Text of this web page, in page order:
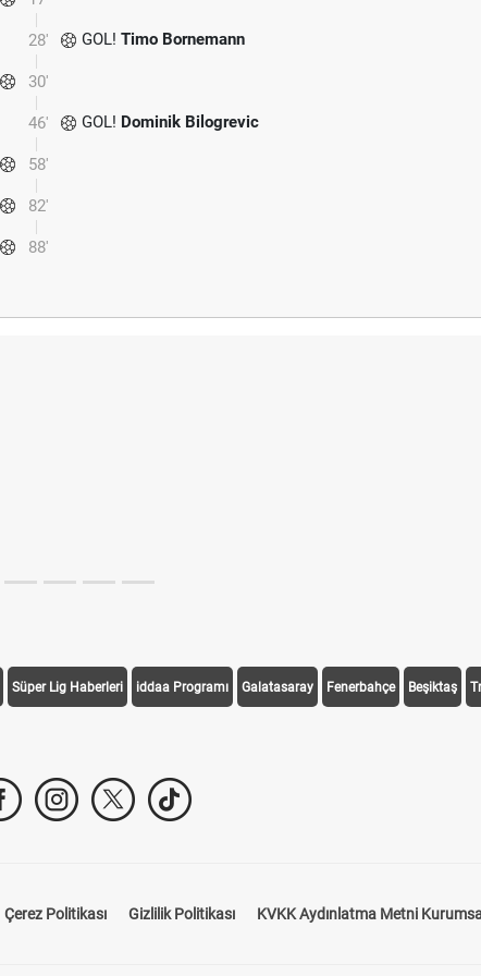
28' GOL! Timo Bornemann
30'
46' GOL! Dominik Bilogrevic
58'
82'
88'
Süper Lig Haberleri iddaa Programı Galatasaray Fenerbahçe Beşiktaş
Çerez Politikası Gizlilik Politikası KVKK Aydınlatma Metni